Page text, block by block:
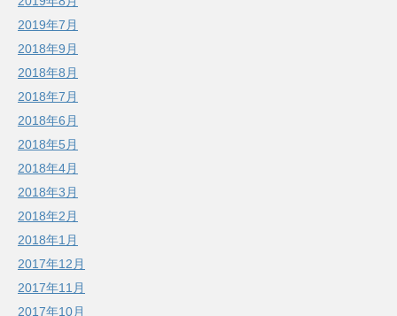
2019年7月
2018年9月
2018年8月
2018年7月
2018年6月
2018年5月
2018年4月
2018年3月
2018年2月
2018年1月
2017年12月
2017年11月
2017年10月